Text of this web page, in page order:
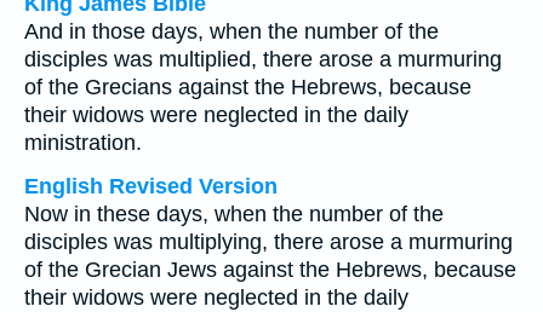
And in those days, when the number of the
disciples was multiplied, there arose a murmuring
of the Grecians against the Hebrews, because
their widows were neglected in the daily
ministration.
English Revised Version
Now in these days, when the number of the
disciples was multiplying, there arose a murmuring
of the Grecian Jews against the Hebrews, because
their widows were neglected in the daily